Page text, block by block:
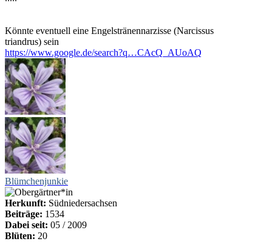
Könnte eventuell eine Engelstränennarzisse (Narcissus
triandrus) sein
https://www.google.de/search?q…CAcQ_AUoAQ
Blümchenjunkie
Herkunft: Südniedersachsen
Beiträge: 1534
Dabei seit: 05 / 2009
Blüten: 20